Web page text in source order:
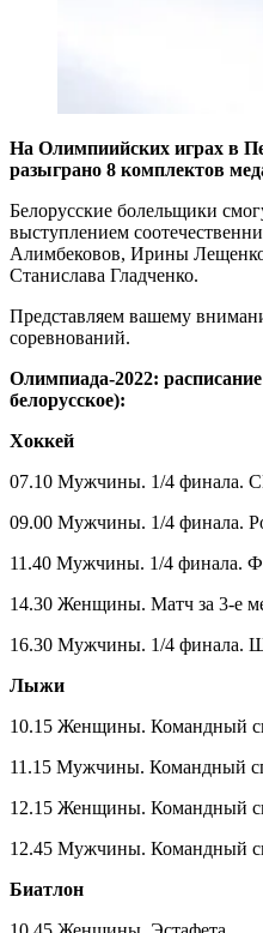
На Олимпиийских играх в
разыграно 8 комплектов
Белорусские болельщики
выступлением
Алимбековов, Ирины
Станислава Гладченко.
Представляем вашему
соревнований.
Олимпиада-2022:
белорусское):
Хоккей
07.10 Мужчины. 1/4 финала.
09.00 Мужчины. 1/4 финала.
11.40 Мужчины. 1/4 финала.
14.30 Женщины. Матч за 3-е
16.30 Мужчины. 1/4 финала.
Лыжи
10.15 Женщины. Командный
11.15 Мужчины. Командный
12.15 Женщины. Командный
12.45 Мужчины. Командный
Биатлон